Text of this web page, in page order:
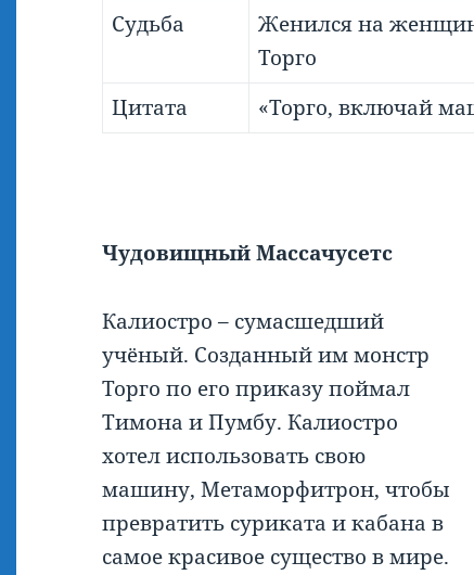
Судьба
Женился на
Торго
Цитата
«Торго, включай
Чудовищный Массачусетс
Калиостро – сумасшедший
учёный. Созданный им монстр
Торго по его приказу поймал
Тимона и Пумбу. Калиостро
хотел использовать свою
машину, Метаморфитрон, чтобы
превратить суриката и кабана в
самое красивое существо в мире.